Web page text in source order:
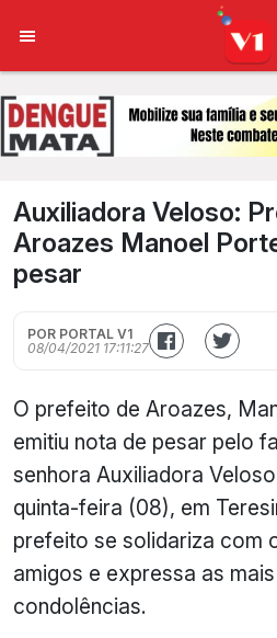
Auxiliadora Veloso:
Aroazes Manoel
pesar
POR PORTAL V1
08/04/2021 17:11:27
O prefeito de Aroazes,
emitiu nota de pesar pelo
senhora Auxiliadora
quinta-feira (08), em
prefeito se solidariza com
amigos e expressa as
condolências.